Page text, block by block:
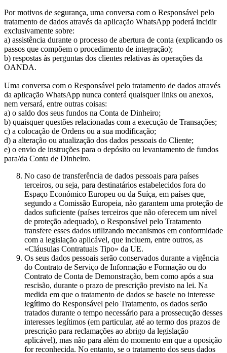
Por motivos de segurança, uma conversa com o Responsável pelo
tratamento de dados através da aplicação WhatsApp poderá incidir
exclusivamente sobre:
a) assistência durante o processo de abertura de conta (explicando os
passos que compõem o procedimento de integração);
b) respostas às perguntas dos clientes relativas às operações da
OANDA.
Uma conversa com o Responsável pelo tratamento de dados através
da aplicação WhatsApp nunca conterá quaisquer links ou anexos,
nem versará, entre outras coisas:
a) o saldo dos seus fundos na Conta de Dinheiro;
b) quaisquer questões relacionadas com a execução de Transações;
c) a colocação de Ordens ou a sua modificação;
d) a alteração ou atualização dos dados pessoais do Cliente;
e) o envio de instruções para o depósito ou levantamento de fundos
para/da Conta de Dinheiro.
No caso de transferência de dados pessoais para países
terceiros, ou seja, para destinatários estabelecidos fora do
Espaço Económico Europeu ou da Suíça, em países que,
segundo a Comissão Europeia, não garantem uma proteção de
dados suficiente (países terceiros que não oferecem um nível
de proteção adequado), o Responsável pelo Tratamento
transfere esses dados utilizando mecanismos em conformidade
com a legislação aplicável, que incluem, entre outros, as
«Cláusulas Contratuais Tipo» da UE.
Os seus dados pessoais serão conservados durante a vigência
do Contrato de Serviço de Informação e Formação ou do
Contrato de Conta de Demonstração, bem como após a sua
rescisão, durante o prazo de prescrição previsto na lei. Na
medida em que o tratamento de dados se baseie no interesse
legítimo do Responsável pelo Tratamento, os dados serão
tratados durante o tempo necessário para a prossecução desses
interesses legítimos (em particular, até ao termo dos prazos de
prescrição para reclamações ao abrigo da legislação
aplicável), mas não para além do momento em que a oposição
for reconhecida. No entanto, se o tratamento dos seus dados